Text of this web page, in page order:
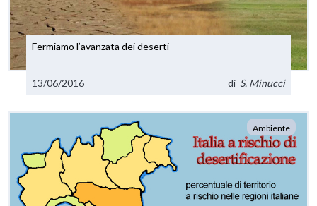
Fermiamo l’avanzata dei deserti
13/06/2016 di S. Minucci
Ambiente